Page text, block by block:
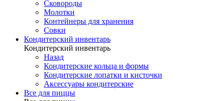
Сковороды
Молотки
Контейнеры для хранения
Совки
Кондитерский инвентарь
Кондитерский инвентарь
Назад
Кондитерские кольца и формы
Кондитерские лопатки и кисточки
Аксессуары кондитерские
Все для пиццы